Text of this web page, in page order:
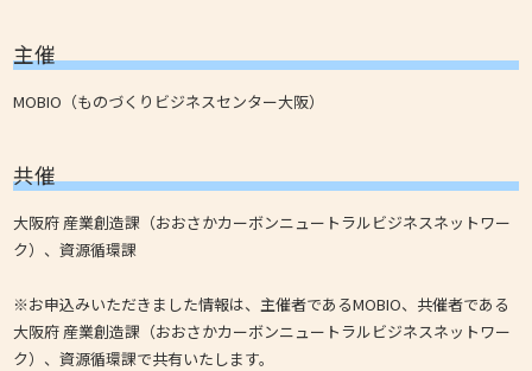
主催
MOBIO（ものづくりビジネスセンター大阪）
共催
大阪府 産業創造課（おおさかカーボンニュートラルビジネスネットワー
ク）、資源循環課
※お申込みいただきました情報は、主催者であるMOBIO、共催者である
大阪府 産業創造課（おおさかカーボンニュートラルビジネスネットワー
ク）、資源循環課で共有いたします。